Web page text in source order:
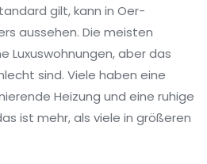
gilt, kann in Oer-
aussehen. Die meisten
Luxuswohnungen, aber das
sind. Viele haben eine
Heizung und eine ruhige
ist mehr, als viele in größeren